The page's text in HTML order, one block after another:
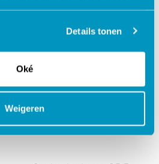
Details tonen
Oké
Weigeren